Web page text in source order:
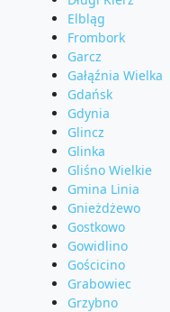
Elbląg
Frombork
Garcz
Gałąźnia Wielka
Gdańsk
Gdynia
Glincz
Glinka
Gliśno Wielkie
Gmina Linia
Gnieżdżewo
Gostkowo
Gowidlino
Gościcino
Grabowiec
Grzybno